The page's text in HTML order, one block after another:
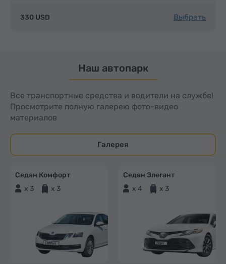
330 USD Выбрать
Наш автопарк
Все транспортные средства и водители на службе!
Просмотрите полную галерею фото-видео
материалов
Галерея
Седан Комфорт
x 3
x 3
Седан Элегант
x 4
x 3